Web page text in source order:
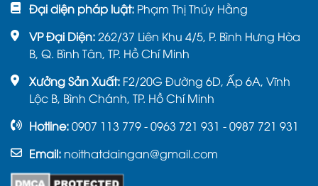
Đại diện pháp luật: Phạm Thị Thúy Hằng
VP Đại Diện:262/37 Liên Khu 4/5, P. Bình Hưng Hòa
B, Q. Bình Tân, TP. Hồ Chí Minh
Xưởng Sản Xuất: F2/20G Đường 6D, Ấp 6A, Vĩnh
Lộc B, Bình Chánh, TP. Hồ Chí Minh
Hotline:0907 113 779 - 0963 721 931 - 0987 721 931
Email: noithatdaingan@gmail.com